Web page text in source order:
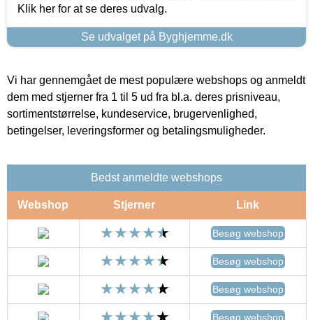
Klik her for at se deres udvalg.
Se udvalget på Byghjemme.dk
Vi har gennemgået de mest populære webshops og anmeldt
dem med stjerner fra 1 til 5 ud fra bl.a. deres prisniveau,
sortimentstørrelse, kundeservice, brugervenlighed,
betingelser, leveringsformer og betalingsmuligheder.
Bedst anmeldte webshops
Webshop Stjerner Link
Besøg webshop
Besøg webshop
Besøg webshop
Besøg webshop